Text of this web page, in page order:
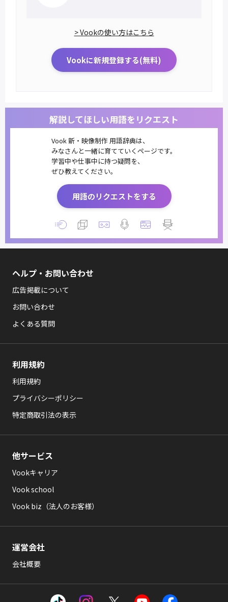
> Vookの使い方はこちら
Vookに新規登録する(無料)
解説してほしい用語をリクエスト
Vook 新・映像制作 用語辞典は、
みなさんと一緒に育てていくページです。
学習中や仕事中に持つ疑問を、
ぜひ教えてください。
用語のリクエストをする
ヘルプ・お問い合わせ
広告掲載について
お問い合わせ
よくある質問
利用規約
利用規約
プライバシーポリシー
特定商取引法の表示
他サービス
Vookキャリア
Vook school
Vook biz（法人のお客様）
運営会社
会社概要